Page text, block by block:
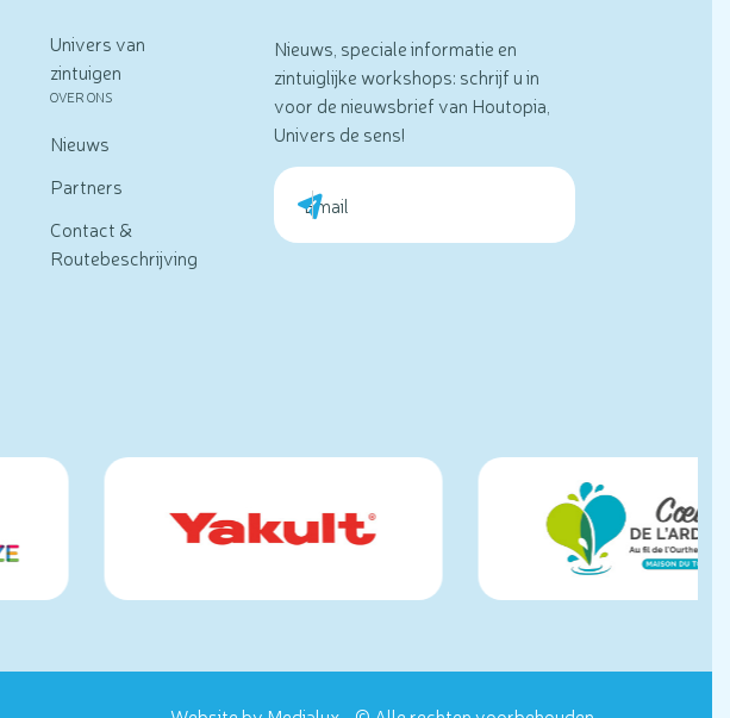
Univers van
zintuigen
OVER ONS
Nieuws
Partners
Contact &
Routebeschrijving
Nieuws, speciale informatie en
zintuiglijke workshops: schrijf u in
voor de nieuwsbrief van Houtopia,
Univers de sens!